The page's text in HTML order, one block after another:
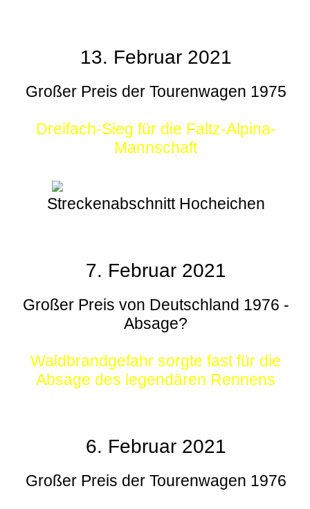
13. Februar 2021
Großer Preis der Tourenwagen 1975
Dreifach-Sieg für die Faltz-Alpina-
Mannschaft
Streckenabschnitt Hocheichen
7. Februar 2021
Großer Preis von Deutschland 1976 -
Absage?
Waldbrandgefahr sorgte fast für die
Absage des legendären Rennens
6. Februar 2021
Großer Preis der Tourenwagen 1976